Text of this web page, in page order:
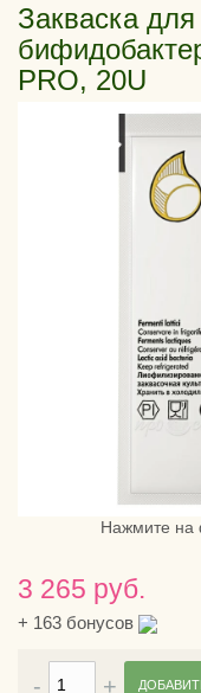
Закваска для
PRO, 20U
Нажмите на
3 265 руб.
+ 163 бонусов